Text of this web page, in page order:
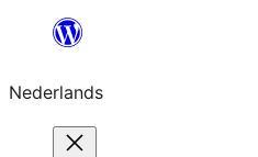
de
inhoud
Nederlands